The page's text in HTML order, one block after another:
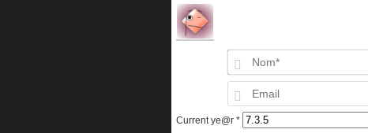
Current ye@r *